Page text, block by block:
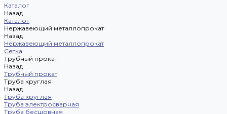
Каталог
Назад
Каталог
Нержавеющий металлопрокат
Назад
Нержавеющий металлопрокат
Сетка
Трубный прокат
Назад
Трубный прокат
Труба круглая
Назад
Труба круглая
Труба электросварная
Труба бесшовная